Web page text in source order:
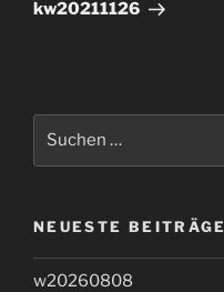
kw20211126
NEUESTE BEITRÄGE
w20260808